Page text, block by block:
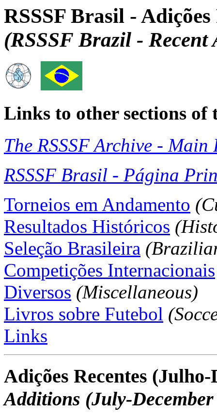
RSSSF Brasil - Adições
(RSSSF Brazil - Recent
Links to other sections of
The RSSSF Archive - Main
RSSSF Brasil - Página
Torneios em Andamento
Resultados Históricos
Seleção Brasileira
Competições Internacionais
Diversos (Miscellaneous)
Livros sobre Futebol
Links
Adições Recentes
Additions (July-